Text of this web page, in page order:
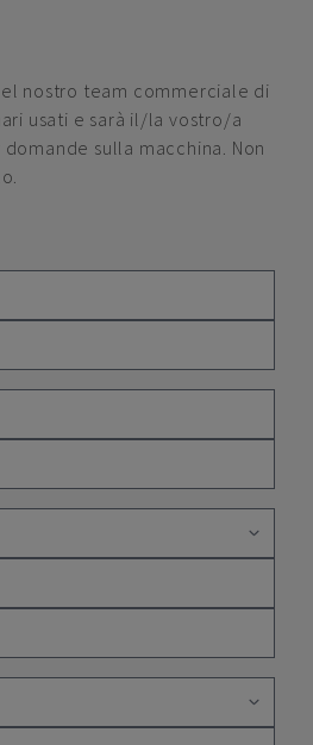
nostro team commerciale di
usati e sarà il/la vostro/a
sulla macchina. Non